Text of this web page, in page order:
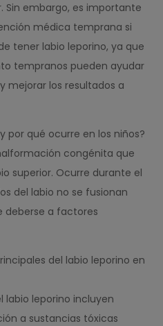
Sin embargo, es importante
médica temprana si
tener labio leporino, ya que
tempranos pueden ayudar
mejorar los resultados a
por qué ocurre en los niños?
congénita que
superior. Ocurre durante el
del labio no se fusionan
deberse a factores
del labio leporino en
labio leporino incluyen
a sustancias tóxicas